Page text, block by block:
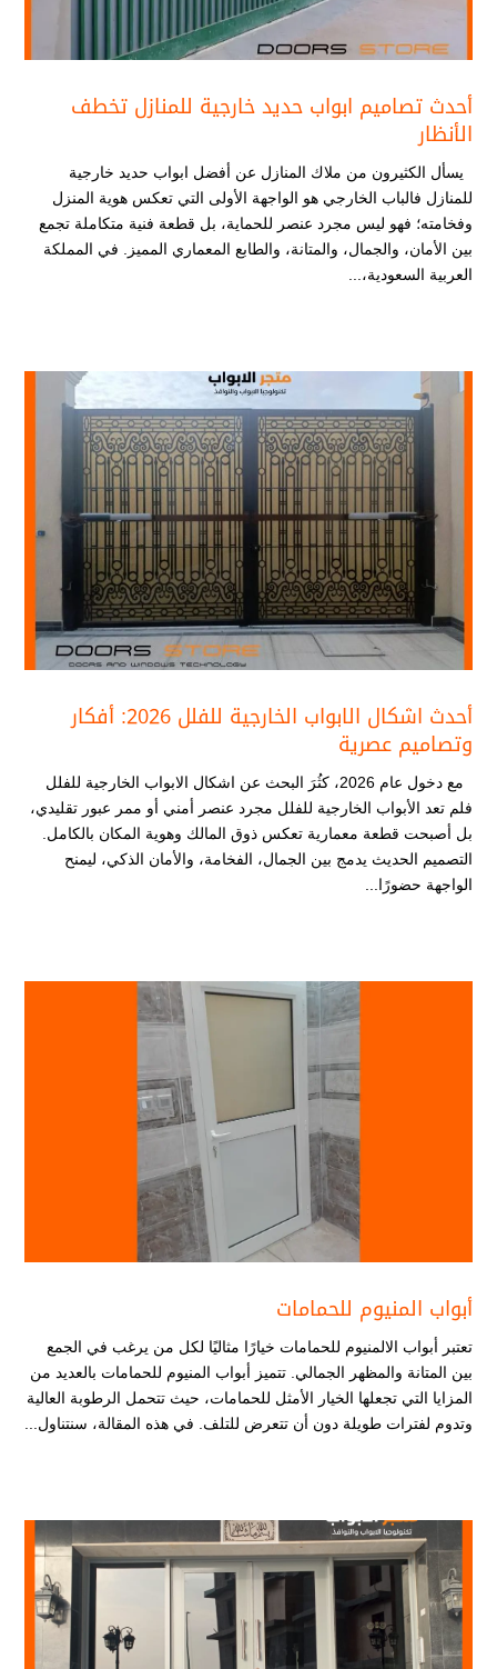
أحدث تصاميم ابواب حديد خارجية للمنازل​ تخطف
الأنظار
يسأل الكثيرون من ملاك المنازل عن أفضل ابواب حديد خارجية
للمنازل​ فالباب الخارجي هو الواجهة الأولى التي تعكس هوية المنزل
وفخامته؛ فهو ليس مجرد عنصر للحماية، بل قطعة فنية متكاملة تجمع
بين الأمان، والجمال، والمتانة، والطابع المعماري المميز. في المملكة
العربية السعودية،...
أحدث اشكال الابواب الخارجية للفلل​ 2026: أفكار
وتصاميم عصرية
مع دخول عام 2026، كثُرَ البحث عن اشكال الابواب الخارجية للفلل​​
فلم تعد الأبواب الخارجية للفلل مجرد عنصر أمني أو ممر عبور تقليدي،
بل أصبحت قطعة معمارية تعكس ذوق المالك وهوية المكان بالكامل.
التصميم الحديث يدمج بين الجمال، الفخامة، والأمان الذكي، ليمنح
الواجهة حضورًا...
أبواب المنيوم للحمامات
تعتبر أبواب الالمنيوم للحمامات خيارًا مثاليًا لكل من يرغب في الجمع
بين المتانة والمظهر الجمالي. تتميز أبواب المنيوم للحمامات بالعديد من
المزايا التي تجعلها الخيار الأمثل للحمامات، حيث تتحمل الرطوبة العالية
وتدوم لفترات طويلة دون أن تتعرض للتلف. في هذه المقالة، سنتناول...